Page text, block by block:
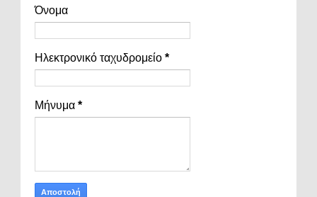
Όνομα
Ηλεκτρονικό ταχυδρομείο *
Μήνυμα *